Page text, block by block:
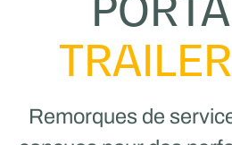
Remorques de